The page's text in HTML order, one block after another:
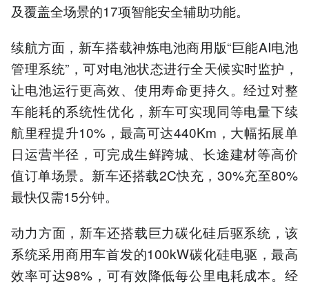
及覆盖全场景的17项智能安全辅助功能。
续航方面，新车搭载神炼电池商用版“巨能AI电池
管理系统”，可对电池状态进行全天候实时监护，
让电池运行更高效、使用寿命更持久。经过对整
车能耗的系统性优化，新车可实现同等电量下续
航里程提升10%，最高可达440Km，大幅拓展单
日运营半径，可完成生鲜跨城、长途建材等高价
值订单场景。新车还搭载2C快充，30%充至80%
最快仅需15分钟。
动力方面，新车还搭载巨力碳化硅后驱系统，该
系统采用商用车首发的100kW碳化硅电驱，最高
效率可达98%，可有效降低每公里电耗成本。经